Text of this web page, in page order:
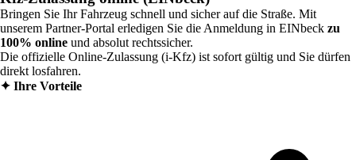
Bringen Sie Ihr Fahrzeug schnell und sicher auf die Straße. Mit
unserem Partner-Portal erledigen Sie die Anmeldung in EINbeck zu
100% online und absolut rechtssicher.
Die offizielle Online-Zulassung (i-Kfz) ist sofort gültig und Sie dürfen
direkt losfahren.
✦ Ihre Vorteile